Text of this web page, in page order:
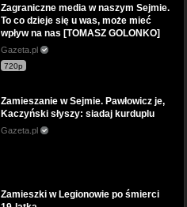
Zagraniczne media w naszym Sejmie.
To co dzieje się u was, może mieć
wpływ na nas [TOMASZ GOLONKO]
Gazeta.pl
720p
Zamieszanie w Sejmie. Pawłowicz je,
Kaczyński słyszy: siadaj kurduplu
Gazeta.pl
Zamieszki w Legionowie po śmierci